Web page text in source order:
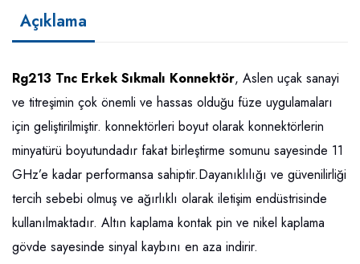
Açıklama
Rg213 Tnc Erkek Sıkmalı Konnektör, Aslen uçak sanayi
ve titreşimin çok önemli ve hassas olduğu füze uygulamaları
için geliştirilmiştir. konnektörleri boyut olarak konnektörlerin
minyatürü boyutundadır fakat birleştirme somunu sayesinde 11
GHz’e kadar performansa sahiptir.Dayanıklılığı ve güvenilirliği
tercih sebebi olmuş ve ağırlıklı olarak iletişim endüstrisinde
kullanılmaktadır. Altın kaplama kontak pin ve nikel kaplama
gövde sayesinde sinyal kaybını en aza indirir.